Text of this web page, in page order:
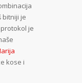
bitniji je
je
kose i